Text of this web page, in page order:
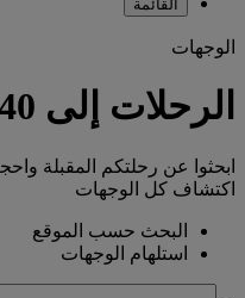
القائمة
الوجهات
الرحلات إلى 140 من وجهات طيران الإمارات
ابحثوا عن رحلتكم المقبلة
اكتشاف كل الوجهات
البحث حسب الموقع
استلهام الوجهات